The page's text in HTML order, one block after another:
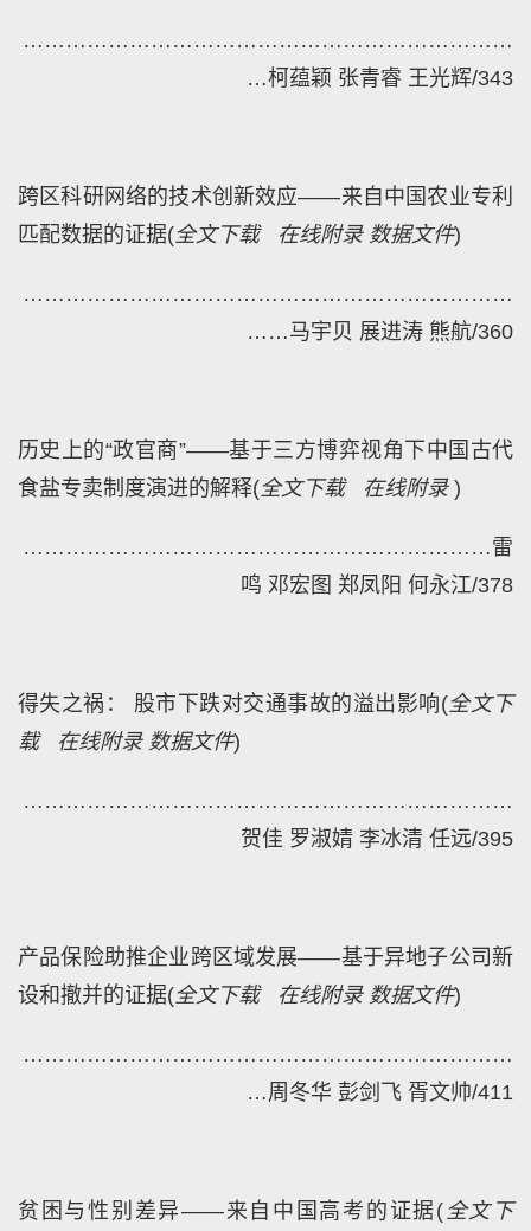
…… ………………………………………………………
…柯蕴颖 张青睿 王光辉/343
跨区科研网络的技术创新效应——来自中国农业专利
匹配数据的证据(全文下载 在线附录 数据文件)
……… ……………………………………………………
……马宇贝 展进涛 熊航/360
历史上的“政官商”——基于三方博弈视角下中国古代
食盐专卖制度演进的解释(全文下载 在线附录 )
… ………………………………………………………雷
鸣 邓宏图 郑凤阳 何永江/378
得失之祸： 股市下跌对交通事故的溢出影响(全文下
载
在线附录 数据文件)
… …………………………………………………………
贺佳 罗淑婧 李冰清 任远/395
产品保险助推企业跨区域发展——基于异地子公司新
设和撤并的证据(全文下载 在线附录 数据文件)
…… ………………………………………………………
…周冬华 彭剑飞 胥文帅/411
贫困与性别差异——来自中国高考的证据(全文下